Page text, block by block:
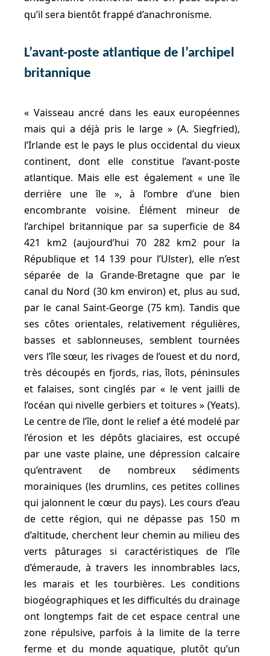
qu’il sera bientôt frappé d’anachronisme.
L’avant-poste atlantique de l’archipel
britannique
« Vaisseau ancré dans les eaux européennes
mais qui a déjà pris le large » (A. Siegfried),
l’Irlande est le pays le plus occidental du vieux
continent, dont elle constitue l’avant-poste
atlantique. Mais elle est également « une île
derrière une île », à l’ombre d’une bien
encombrante voisine. Élément mineur de
l’archipel britannique par sa superficie de 84
421 km2 (aujourd’hui 70 282 km2 pour la
République et 14 139 pour l’Ulster), elle n’est
séparée de la Grande-Bretagne que par le
canal du Nord (30 km environ) et, plus au sud,
par le canal Saint-George (75 km). Tandis que
ses côtes orientales, relativement régulières,
basses et sablonneuses, semblent tournées
vers l’île sœur, les rivages de l’ouest et du nord,
très découpés en fjords, rias, îlots, péninsules
et falaises, sont cinglés par « le vent jailli de
l’océan qui nivelle gerbiers et toitures » (Yeats).
Le centre de l’île, dont le relief a été modelé par
l’érosion et les dépôts glaciaires, est occupé
par une vaste plaine, une dépression calcaire
qu’entravent de nombreux sédiments
morainiques (les drumlins, ces petites collines
qui jalonnent le cœur du pays). Les cours d’eau
de cette région, qui ne dépasse pas 150 m
d’altitude, cherchent leur chemin au milieu des
verts pâturages si caractéristiques de l’île
d’émeraude, à travers les innombrables lacs,
les marais et les tourbières. Les conditions
biogéographiques et les difficultés du drainage
ont longtemps fait de cet espace central une
zone répulsive, parfois à la limite de la terre
ferme et du monde aquatique, plutôt qu’un